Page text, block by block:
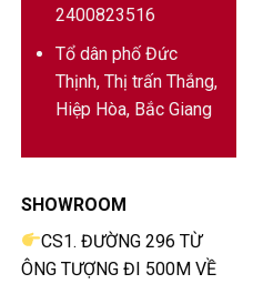
2400823516
Tổ dân phố Đức
Thịnh, Thị trấn Thắng,
Hiệp Hòa, Bắc Giang
SHOWROOM
CS1. ĐƯỜNG 296 TỪ
ÔNG TƯỢNG ĐI 500M VỀ